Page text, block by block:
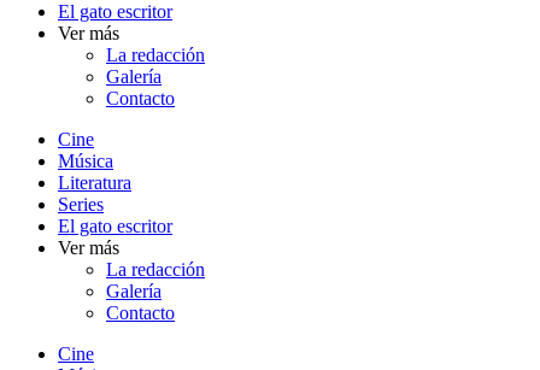
El gato escritor
Ver más
La redacción
Galería
Contacto
Cine
Música
Literatura
Series
El gato escritor
Ver más
La redacción
Galería
Contacto
Cine